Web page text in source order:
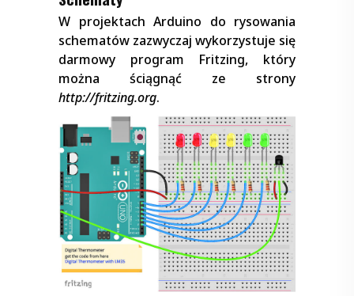
W projektach Arduino do rysowania
schematów zazwyczaj wykorzystuje się
darmowy program Fritzing, który
można ściągnąć ze strony
http://fritzing.org.